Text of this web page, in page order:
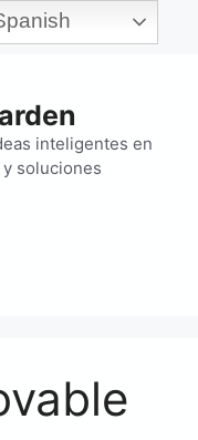
hogar
inteligentes en
soluciones